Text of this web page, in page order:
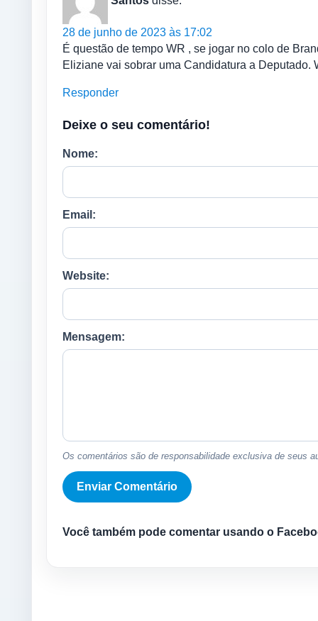
28 de junho de 2023 às 17:02
É questão de tempo WR , se jogar no colo de
Eliziane vai sobrar uma Candidatura a
Responder
Deixe o seu comentário!
Nome:
Email:
Website:
Mensagem:
Os comentários são de responsabilidade exclusiva de seus
Você também pode comentar usando o